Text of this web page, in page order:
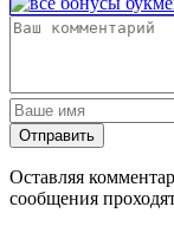
Отправить
Оставляя
сообщения